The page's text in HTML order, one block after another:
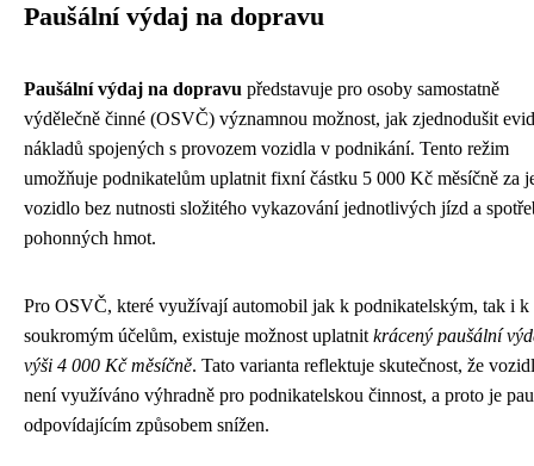
Paušální výdaj na dopravu
Paušální výdaj na dopravu představuje pro osoby samostatně
výdělečně činné (OSVČ) významnou možnost, jak zjednodušit
nákladů spojených s provozem vozidla v podnikání. Tento režim
umožňuje podnikatelům uplatnit fixní částku 5 000 Kč měsíčně za
vozidlo bez nutnosti složitého vykazování jednotlivých jízd a
pohonných hmot.
Pro OSVČ, které využívají automobil jak k podnikatelským, tak i k
soukromým účelům, existuje možnost uplatnit krácený paušální
výši 4 000 Kč měsíčně. Tato varianta reflektuje skutečnost, že
není využíváno výhradně pro podnikatelskou činnost, a proto je
odpovídajícím způsobem snížen.